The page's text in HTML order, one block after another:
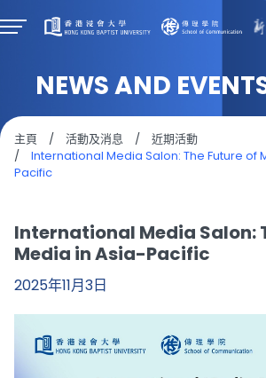
NEWS AND
主頁 / 活動及消息 /
近期活動
/
International Media Salon: The Future of
Pacific
International Media Salon:
Media in Asia-Pacific
2025年11月3日